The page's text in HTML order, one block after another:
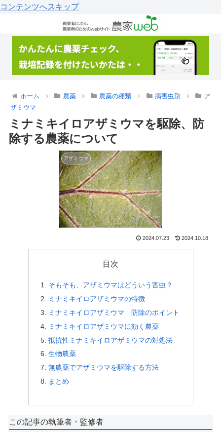
コンテンツへスキップ
ホーム 農薬 農薬の種類 病害虫別
ア
ザミウマ
ミナミキイロアザミウマを駆除、防
除する農薬について
アザミウマ
2024.07.23 2024.10.18
目次
そもそも、アザミウマはどういう害虫？
ミナミキイロアザミウマの特徴
ミナミキイロアザミウマ 防除のポイント
ミナミキイロアザミウマに効く農薬
抵抗性ミナミキイロアザミウマの対処法
生物農薬
無農薬でアザミウマを駆除する方法
まとめ
この記事の執筆者・監修者